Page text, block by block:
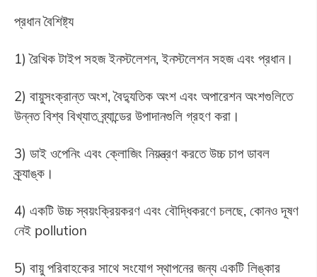
প্রধান বৈশিষ্ট্য
1) রৈখিক টাইপ সহজ ইনস্টলেশন, ইনস্টলেশন সহজ এবং প্রধান।
2) বায়ুসংক্রান্ত অংশ, বৈদ্যুতিক অংশ এবং অপারেশন অংশগুলিতে
উন্নত বিশ্ব বিখ্যাত ব্র্যান্ডের উপাদানগুলি গ্রহণ করা।
3) ডাই ওপেনিং এবং ক্লোজিং নিয়ন্ত্রণ করতে উচ্চ চাপ ডাবল
ক্র্যাঙ্ক।
4) একটি উচ্চ স্বয়ংক্রিয়করণ এবং বৌদ্ধিকরণে চলছে, কোনও দূষণ
নেই pollution
5) বায়ু পরিবাহকের সাথে সংযোগ স্থাপনের জন্য একটি লিঙ্কার